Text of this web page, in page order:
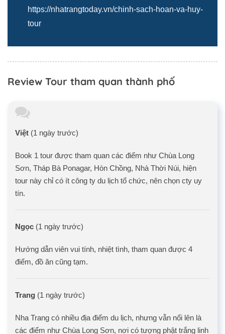
https://nhatrangtoday.vn/chinh-sach-hoan-va-huy-
tour
Review Tour tham quan thành phố
Việt (1 ngày trước)
Book 1 tour được tham quan các điểm như Chùa Long
Sơn, Tháp Bà Ponagar, Hòn Chồng, Nhà Thời Núi, hiện
tour này chỉ có ít công ty du lịch tổ chức, nên chọn cty uy
tín.
Ngọc (1 ngày trước)
Hướng dẫn viên vui tính, nhiệt tình, tham quan được 4
điểm, đồ ăn cũng tạm.
Trang (1 ngày trước)
Nha Trang có nhiều địa điểm du lịch, nhưng vẫn nổi lên là
các điểm như Chùa Long Sơn, nơi có tượng phật trắng linh